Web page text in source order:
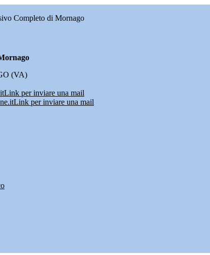
Completo di Mornago
(VA)
Link per inviare una mail
Link per inviare una mail